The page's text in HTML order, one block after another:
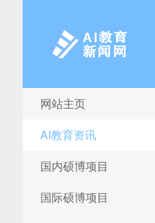
AI教育新闻网
网站主页
AI教育资讯
国内硕博项目
国际硕博项目